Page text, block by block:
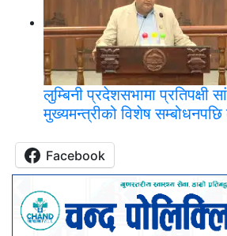
लुम्बिनी प्रदेशसभामा प्रतिपक्षी
मुख्यमन्त्रीको विशेष
Facebook